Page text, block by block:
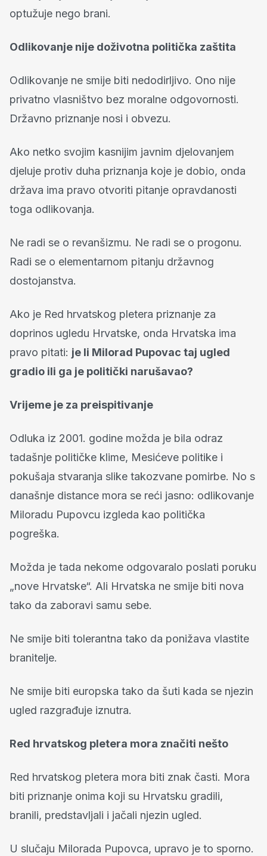
optužuje nego brani.
Odlikovanje nije doživotna politička zaštita
Odlikovanje ne smije biti nedodirljivo. Ono nije
privatno vlasništvo bez moralne odgovornosti.
Državno priznanje nosi i obvezu.
Ako netko svojim kasnijim javnim djelovanjem
djeluje protiv duha priznanja koje je dobio, onda
država ima pravo otvoriti pitanje opravdanosti
toga odlikovanja.
Ne radi se o revanšizmu. Ne radi se o progonu.
Radi se o elementarnom pitanju državnog
dostojanstva.
Ako je Red hrvatskog pletera priznanje za
doprinos ugledu Hrvatske, onda Hrvatska ima
pravo pitati: je li Milorad Pupovac taj ugled
gradio ili ga je politički narušavao?
Vrijeme je za preispitivanje
Odluka iz 2001. godine možda je bila odraz
tadašnje političke klime, Mesićeve politike i
pokušaja stvaranja slike takozvane pomirbe. No s
današnje distance mora se reći jasno: odlikovanje
Miloradu Pupovcu izgleda kao politička
pogreška.
Možda je tada nekome odgovaralo poslati poruku
„nove Hrvatske“. Ali Hrvatska ne smije biti nova
tako da zaboravi samu sebe.
Ne smije biti tolerantna tako da ponižava vlastite
branitelje.
Ne smije biti europska tako da šuti kada se njezin
ugled razgrađuje iznutra.
Red hrvatskog pletera mora značiti nešto
Red hrvatskog pletera mora biti znak časti. Mora
biti priznanje onima koji su Hrvatsku gradili,
branili, predstavljali i jačali njezin ugled.
U slučaju Milorada Pupovca, upravo je to sporno.